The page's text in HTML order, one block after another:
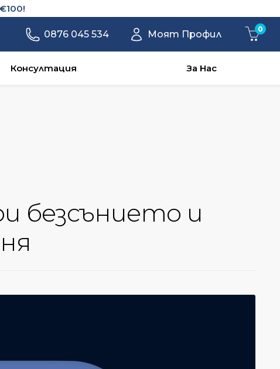
0876 045 534 Моят Профил 0
Консултация За Нас
безсънието и